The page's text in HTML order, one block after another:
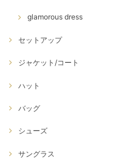
glamorous dress
セットアップ
ジャケット/コート
ハット
バッグ
シューズ
サングラス